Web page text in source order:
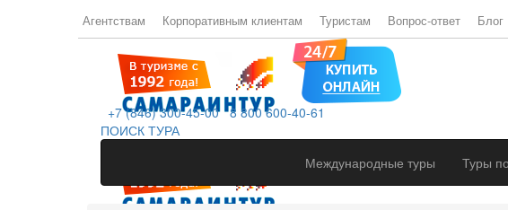
Агентствам Корпоративным клиентам Туристам Вопрос-ответ Блог
+7 (846) 300-45-00 8 800 600-40-61
ПОИСК ТУРА
Международные туры
Туры